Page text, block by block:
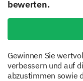
bewerten.
Gewinnen Sie
verbessern und auf
abzustimmen sowie